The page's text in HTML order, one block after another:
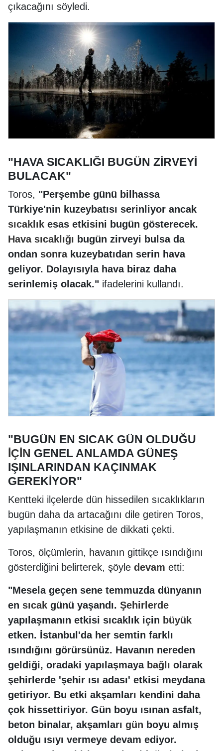
çıkacağını söyledi.
"HAVA SICAKLIĞI BUGÜN ZİRVEYİ
BULACAK"
Toros, "Perşembe günü bilhassa
Türkiye'nin kuzeybatısı serinliyor ancak
sıcaklık esas etkisini bugün gösterecek.
Hava sıcaklığı bugün zirveyi bulsa da
ondan sonrakuzeybatıdan serin hava
geliyor. Dolayısıyla hava biraz daha
serinlemiş olacak." ifadelerini kullandı.
"BUGÜN EN SICAK GÜN OLDUĞU
İÇİN GENEL ANLAMDA GÜNEŞ
IŞINLARINDAN KAÇINMAK
GEREKİYOR"
Kentteki ilçelerde dün hissedilen sıcaklıkların
bugün daha da artacağını dile getiren Toros,
yapılaşmanın etkisine de dikkati çekti.
Toros, ölçümlerin, havanın gittikçe ısındığını
gösterdiğini belirterek, şöyle devam etti:
"Mesela geçen sene temmuzda dünyanın
en sıcak günü yaşandı. Şehirlerde
yapılaşmanın etkisi sıcaklık için büyük
etken. İstanbul'da her semtin farklı
ısındığını görürsünüz. Havanın nereden
geldiği, oradaki yapılaşmaya bağlı olarak
şehirlerde 'şehir ısı adası' etkisi meydana
getiriyor. Bu etki akşamları kendini daha
çok hissettiriyor. Gün boyu ısınan asfalt,
beton binalar, akşamları gün boyu almış
olduğu ısıyı vermeye devam ediyor.